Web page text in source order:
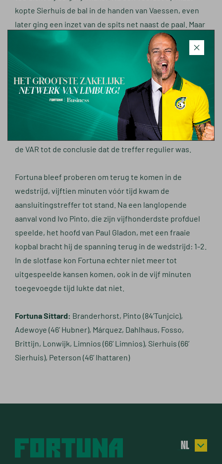
kopte Sierhuis de bal in de handen van Vaessen, even
later ging een inzet van de spits net naast de paal. Maar
ook de gasten hadden hun kansen, opnieuw moest
Branderhorst zijn kwaliteiten tonen op schoten van Van
der Werff en Van Bergen. Na een uur spelen
verdubbelde Groningen haar voorsprong. Een
hoekschop van Fortuna werd weggewerkt, in de
tegenaanval scoorde Marvin Peersman met een
beheerst schot 0-2. De assistent had buitenspel
geconstateerd, na bestudering van de beelden kwam
de VAR tot de conclusie dat de treffer regulier was.
Fortuna bleef proberen om terug te komen in de
wedstrijd, vijftien minuten vóór tijd kwam de
aansluitingstreffer tot stand. Na een langlopende
aanval vond Ivo Pinto, die zijn vijfhonderdste profduel
speelde, het hoofd van Paul Gladon, met een fraaie
kopbal bracht hij de spanning terug in de wedstrijd: 1-2.
In de slotfase kon Fortuna echter niet meer tot
uitgespeelde kansen komen, ook in de vijf minuten
toegevoegde tijd lukte dat niet.
Fortuna Sittard: Branderhorst, Pinto (84’Tunjcic),
Adewoye (46’ Hubner), Márquez, Dahlhaus, Fosso,
Brittijn, Lonwijk, Limnios (66’ Limnios), Sierhuis (66’
Sierhuis), Peterson (46’ Ihattaren)
NL